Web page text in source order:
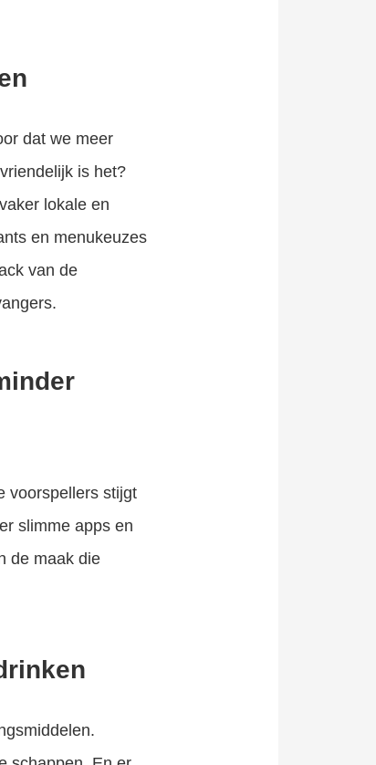
dat we meer
is het?
lokale en
en menukeuzes
van de
voorspellers stijgt
slimme apps en
de maak die